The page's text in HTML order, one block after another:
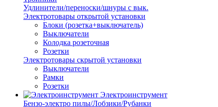
Удлинители/переноски/шнуры с вык.
Электротовары открытой установки
Блоки (розетка+выключатель)
Выключатели
Колодка розеточная
Розетки
Электротовары скрытой установки
Выключатели
Рамки
Розетки
Электроинструмент
Бензо-электро пилы/Лобзики/Рубанки